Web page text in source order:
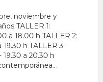
noviembre y
TALLER 1:
a 18.00 h TALLER 2:
h TALLER 3:
a 20.30 h